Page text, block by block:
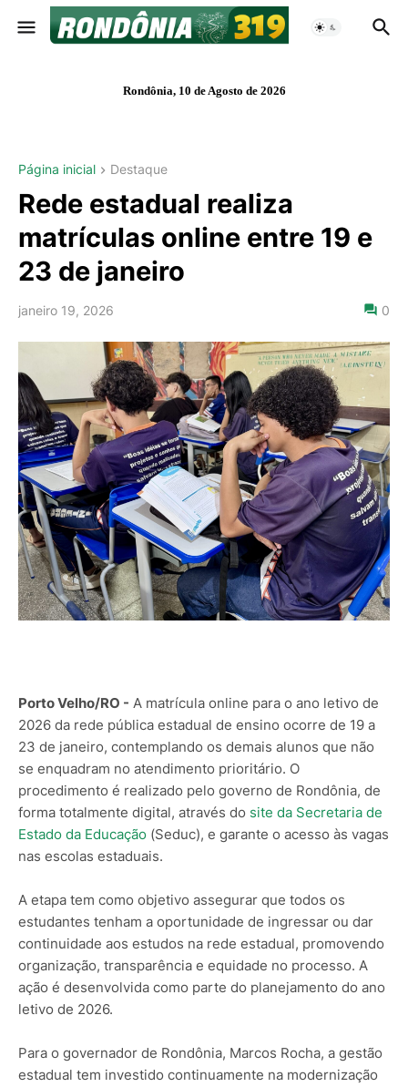
Rondônia, 10 de Agosto de 2026
Página inicial Destaque
Rede estadual realiza
matrículas online entre 19 e
23 de janeiro
janeiro 19, 2026 0
Porto Velho/RO - A matrícula online para o ano letivo de
2026 da rede pública estadual de ensino ocorre de 19 a
23 de janeiro, contemplando os demais alunos que não
se enquadram no atendimento prioritário. O
procedimento é realizado pelo governo de Rondônia, de
forma totalmente digital, através do site da Secretaria de
Estado da Educação (Seduc), e garante o acesso às vagas
nas escolas estaduais.
A etapa tem como objetivo assegurar que todos os
estudantes tenham a oportunidade de ingressar ou dar
continuidade aos estudos na rede estadual, promovendo
organização, transparência e equidade no processo. A
ação é desenvolvida como parte do planejamento do ano
letivo de 2026.
Para o governador de Rondônia, Marcos Rocha, a gestão
estadual tem investido continuamente na modernização